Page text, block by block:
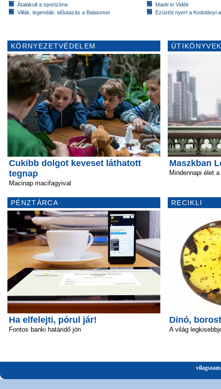
Átalakult a sportzóna
Villák, legendák: időutazás a Balatonon
Made in Vidék
Ezüstöt nyert a Kodolányi
KÖRNYEZETVÉDELEM
Cukibb dolgot keveset láthatott
tegnap
Macinap macifagyival
PÉNZTÁRCA
Ha elfelejti, pórul jár!
Fontos banki határidő jön
Maszkban
Mindennapi élet
RECIKLI
Dinó,
A világ